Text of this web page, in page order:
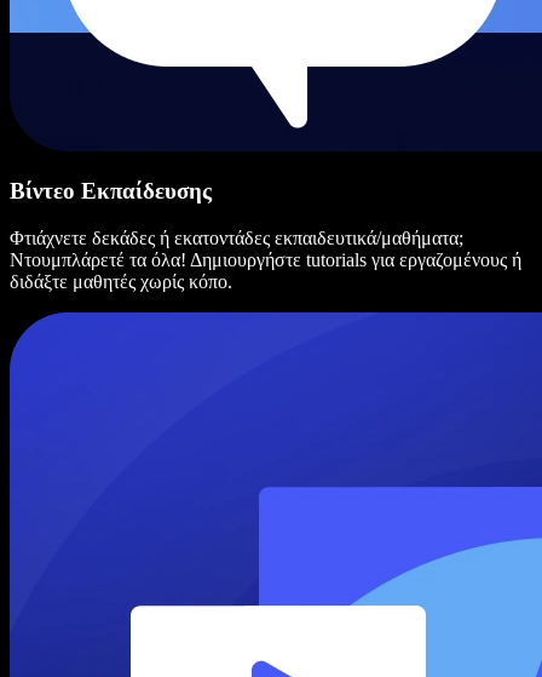
Βίντεο Εκπαίδευσης
Φτιάχνετε δεκάδες ή εκατοντάδες εκπαιδευτικά/μαθήματα;
Ντουμπλάρετέ τα όλα! Δημιουργήστε tutorials για εργαζομένους ή
διδάξτε μαθητές χωρίς κόπο.